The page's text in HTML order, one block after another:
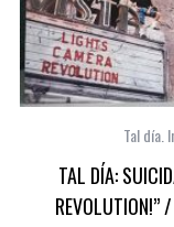
Tal día.
TAL DÍA:
REVOLUTION!”